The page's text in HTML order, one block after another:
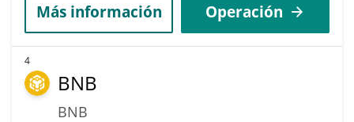
Más información Operación
4
BNB
BNB